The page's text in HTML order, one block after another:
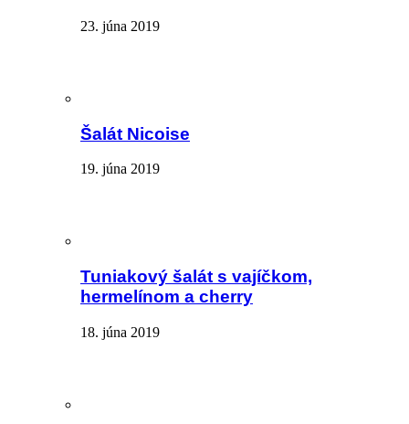
23. júna 2019
Šalát Nicoise
19. júna 2019
Tuniakový šalát s vajíčkom,
hermelínom a cherry
18. júna 2019